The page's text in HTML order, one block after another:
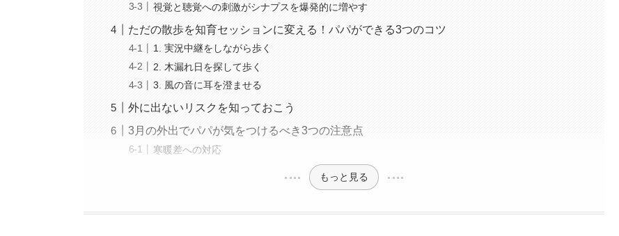
視覚と聴覚への刺激がシナプスを爆発的に増やす
ただの散歩を知育セッションに変える！パパができる3つのコツ
1. 実況中継をしながら歩く
2. 木漏れ日を探して歩く
3. 風の音に耳を澄ませる
外に出ないリスクを知っておこう
3月の外出でパパが気をつけるべき3つの注意点
寒暖差への対応
もっと見る